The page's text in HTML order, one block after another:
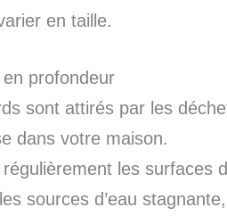
en taille.
profondeur
sont attirés par les
dans votre maison.
les surfaces
sources d’eau